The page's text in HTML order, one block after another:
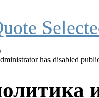
has disabled